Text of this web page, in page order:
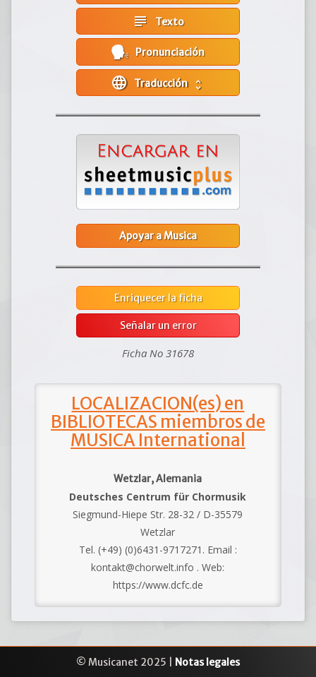
subject Texto
Pronunciación
language unfold_more
Apoyar a Musica
Enriquecer la ficha
Señalar un error
Ficha No 31678
LOCALIZACION(es) en
BIBLIOTECAS miembros de
MUSICA International
Wetzlar, Alemania
Deutsches Centrum für Chormusik
Siegmund-Hiepe Str. 28-32 / D-35579
Wetzlar
Tel. (+49) (0)6431-9717271. Email :
kontakt@chorwelt.info . Web:
https://www.dcfc.de
© Musicanet 2025 | Notas legales